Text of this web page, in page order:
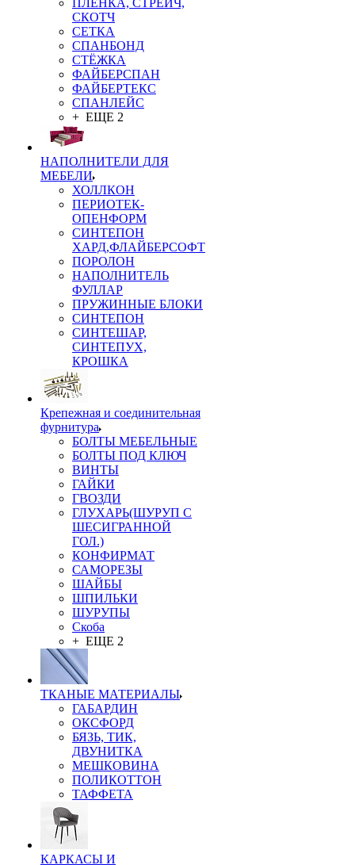
ПЛЁНКА, СТРЕЙЧ,
СКОТЧ
СЕТКА
СПАНБОНД
СТЁЖКА
ФАЙБЕРСПАН
ФАЙБЕРТЕКС
СПАНЛЕЙС
+ ЕЩЕ 2
НАПОЛНИТЕЛИ ДЛЯ
МЕБЕЛИ
ХОЛЛКОН
ПЕРИОТЕК-
ОПЕНФОРМ
СИНТЕПОН
ХАРД,ФЛАЙБЕРСОФТ
ПОРОЛОН
НАПОЛНИТЕЛЬ
ФУЛЛАР
ПРУЖИННЫЕ БЛОКИ
СИНТЕПОН
СИНТЕШАР,
СИНТЕПУХ,
КРОШКА
Крепежная и соединительная
фурнитура
БОЛТЫ МЕБЕЛЬНЫЕ
БОЛТЫ ПОД КЛЮЧ
ВИНТЫ
ГАЙКИ
ГВОЗДИ
ГЛУХАРЬ(ШУРУП С
ШЕСИГРАННОЙ
ГОЛ.)
КОНФИРМАТ
САМОРЕЗЫ
ШАЙБЫ
ШПИЛЬКИ
ШУРУПЫ
Скоба
+ ЕЩЕ 2
ТКАНЫЕ МАТЕРИАЛЫ
ГАБАРДИН
ОКСФОРД
БЯЗЬ, ТИК,
ДВУНИТКА
МЕШКОВИНА
ПОЛИКОТТОН
ТАФФЕТА
КАРКАСЫ И